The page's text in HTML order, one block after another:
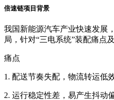
倍速链项目背景
我国新能源汽车产业快速发展
局，针对“三电系统”装配痛点
痛点
1. 配送节奏失配，物流转运低
2. 运行稳定性差，易产生抖动